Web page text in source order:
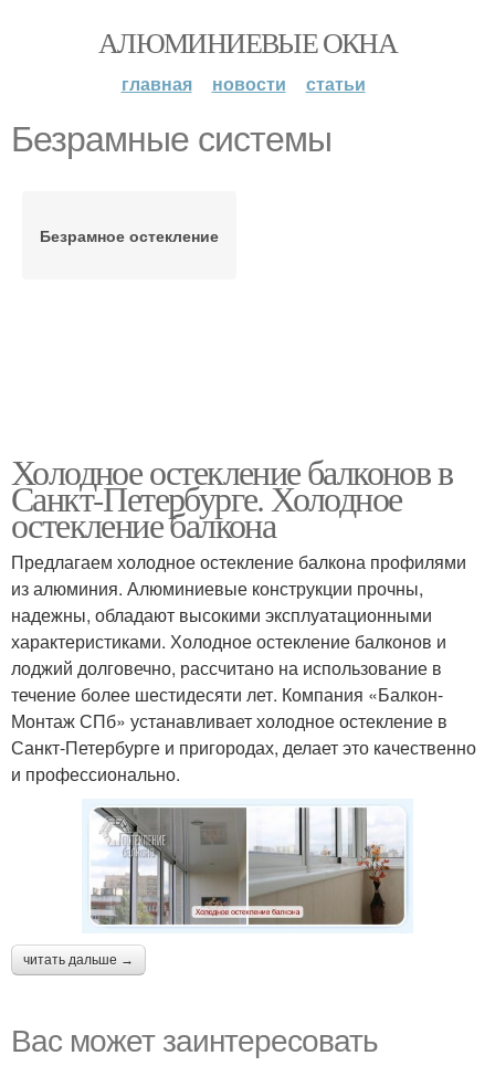
АЛЮМИНИЕВЫЕ ОКНА
главная новости статьи
Безрамные системы
Безрамное остекление
Холодное остекление балконов в
Санкт-Петербурге. Холодное
остекление балкона
Предлагаем холодное остекление балкона профилями
из алюминия. Алюминиевые конструкции прочны,
надежны, обладают высокими эксплуатационными
характеристиками. Холодное остекление балконов и
лоджий долговечно, рассчитано на использование в
течение более шестидесяти лет. Компания «Балкон-
Монтаж СПб» устанавливает холодное остекление в
Санкт-Петербурге и пригородах, делает это качественно
и профессионально.
читать дальше →
Вас может заинтересовать